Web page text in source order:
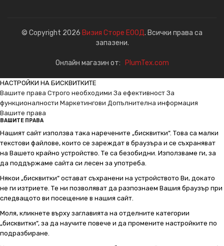
© Copyright 2026 Визия Сторе ЕООД. Всички права са
запазени.
Онлайн магазин от: PlumTex.com
НАСТРОЙКИ НА БИСКВИТКИТЕ
Вашите права Строго необходими За ефективност За
функционалности Маркетингови Допълнителна информация
Вашите права
ВАШИТЕ ПРАВА
Нашият сайт използва така наречените „бисквитки“. Това са малки
текстови файлове, които се зареждат в браузъра и се съхраняват
на Вашето крайно устройство. Те са безобидни. Използваме ги, за
да поддържаме сайта си лесен за употреба.
Някои „бисквитки“ остават съхранени на устройството Ви, докато
не ги изтриете. Те ни позволяват да разпознаем Вашия браузър при
следващото ви посещение в нашия сайт.
Моля, кликнете върху заглавията на отделните категории
„бисквитки“, за да научите повече и да промените настройките по
подразбиране.